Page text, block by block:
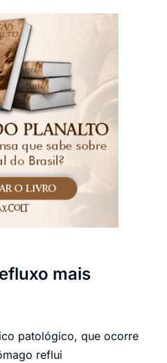
mais
patológico, que ocorre
reflui